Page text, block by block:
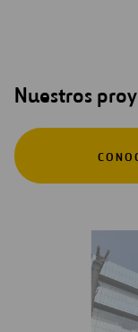
Nuestros